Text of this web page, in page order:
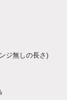
ジ無しの長さ)